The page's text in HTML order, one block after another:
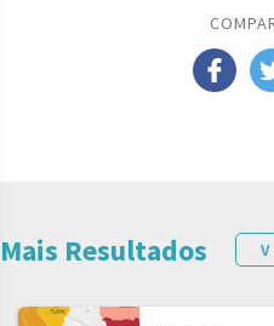
Mais Resultados